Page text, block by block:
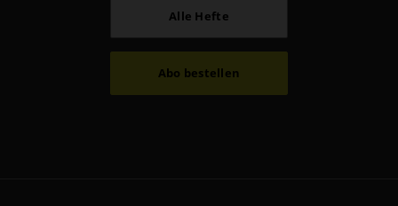
Alle Hefte
Abo bestellen